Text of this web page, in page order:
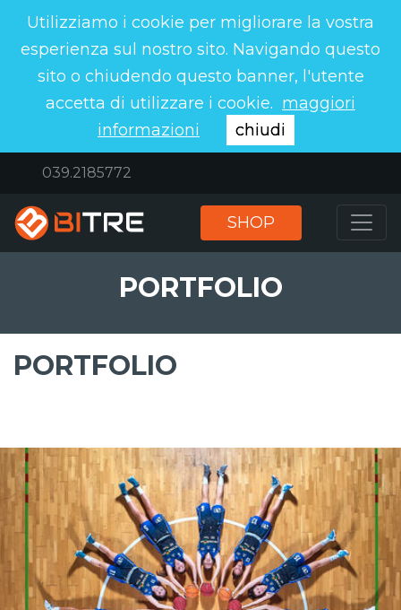
Utilizziamo i cookie per migliorare la vostra
esperienza sul nostro sito. Navigando questo
sito o chiudendo questo banner, l'utente
accetta di utilizzare i cookie. maggiori
informazioni
chiudi
039.2185772
SHOP
PORTFOLIO
PORTFOLIO